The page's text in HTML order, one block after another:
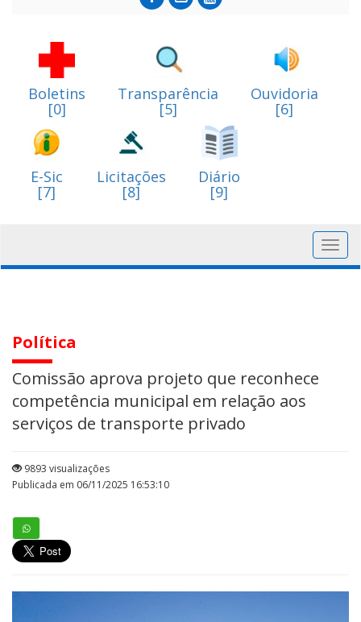
Boletins
[0]
Transparência
[5]
Ouvidoria
[6]
E-Sic
[7]
Licitações
[8]
Diário
[9]
Política
Comissão aprova projeto que reconhece
competência municipal em relação aos
serviços de transporte privado
9893 visualizações
Publicada em 06/11/2025 16:53:10